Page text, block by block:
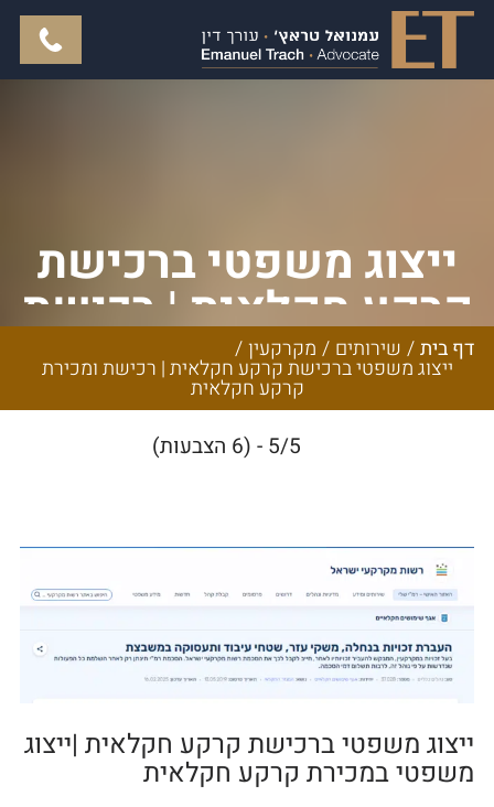
ייצוג משפטי ברכישת
קרקע חקלאית | רכישת
ומכירת קרקע חקלאית
דף בית/ שירותים / מקרקעין/
ייצוג משפטי ברכישת קרקע חקלאית | רכישת ומכירת
קרקע חקלאית
5/5 - (6 הצבעות)
ייצוג משפטי ברכישת קרקע חקלאית |ייצוג
משפטי במכירת קרקע חקלאית